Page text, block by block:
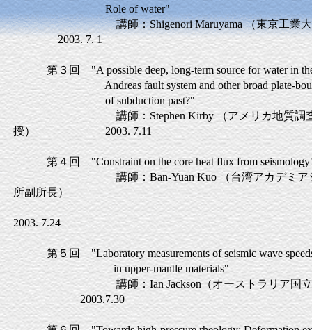
Role of water"
講師：Shigenori Maruyama （東京工業大
2003. 7. 1
第３回 "A possible deep, long-term source for water in the
Andreas fault system and other broad plate-
of subduction past?"
講師：Stephen Kirby （アメリカ地質調査
授） 2003. 7.11
第４回 "Constraint on the core heat flux from
講師：Ban-Yuan Kuo （台湾アカデミアシニ
所副所長）
2003. 7.24
第５回 "Laboratory measurements of seismic wave speeds
in upper-mantle materials"
講師：Ian Jackson（オーストラリア国立大
2003.7.30